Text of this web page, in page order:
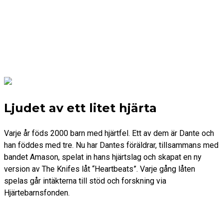
Ljudet av ett litet hjärta
Varje år föds 2000 barn med hjärtfel. Ett av dem är Dante och
han föddes med tre. Nu har Dantes föräldrar, tillsammans med
bandet Amason, spelat in hans hjärtslag och skapat en ny
version av The Knifes låt “Heartbeats”. Varje gång låten
spelas går intäkterna till stöd och forskning via
Hjärtebarnsfonden.